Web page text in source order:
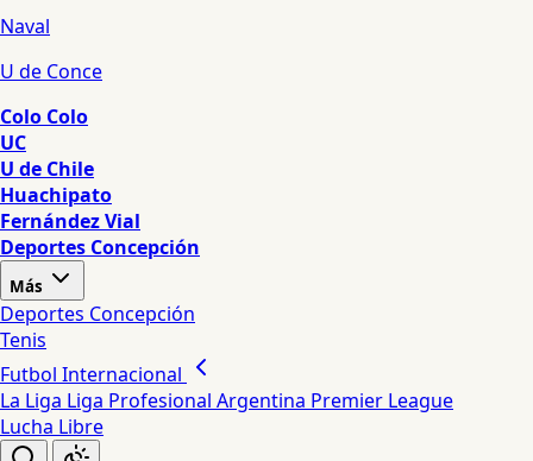
Naval
U de Conce
Colo Colo
UC
U de Chile
Huachipato
Fernández Vial
Deportes Concepción
Más
Deportes Concepción
Tenis
Futbol Internacional
La Liga Liga Profesional Argentina Premier League
Lucha Libre